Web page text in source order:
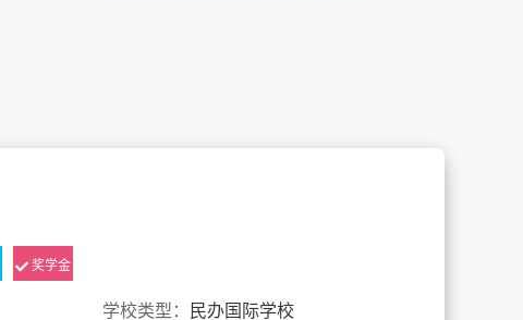
奖学金
学校类型： 民办国际学校